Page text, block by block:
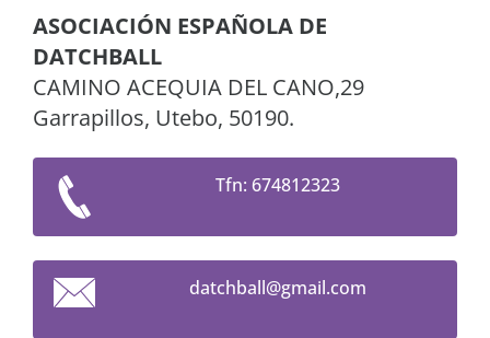
ASOCIACIÓN ESPAÑOLA DE
DATCHBALL
CAMINO ACEQUIA DEL CANO,29
Garrapillos, Utebo, 50190.
Tfn: 674812323
datchball@gmail.com